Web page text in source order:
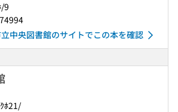
9
中央図書館のサイトでこの本を確認
ﾎ21/